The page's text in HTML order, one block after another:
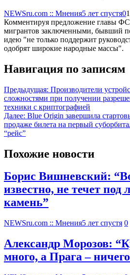
NEWSru.com :: Мнения5 лет спустя0
Комментируя предложение главы
мигрантов заключенными, бывший
идею "не только поддержит
одобрят широкие народные массы".
Навигация по записям
Предыдущая: Производители
сложностями при получении
техники с криптографией
Далее: Blue Origin завершила
продаже билета на первый
“рейс”
Похожие новости
Борис Вишневский:
известно, не течет под
камень”
NEWSru.com :: Мнения5 лет спустя 0
Александр Морозов:
много, а Прага –